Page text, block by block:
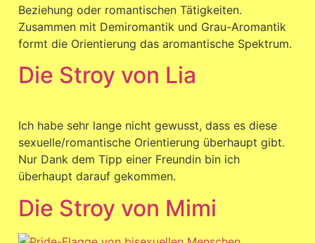
Beziehung oder romantischen Tätigkeiten.
Zusammen mit Demiromantik und Grau-Aromantik
formt die Orientierung das aromantische Spektrum.
Die Stroy von Lia
Ich habe sehr lange nicht gewusst, dass es diese
sexuelle/romantische Orientierung überhaupt gibt.
Nur Dank dem Tipp einer Freundin bin ich
überhaupt darauf gekommen.
Die Stroy von Mimi